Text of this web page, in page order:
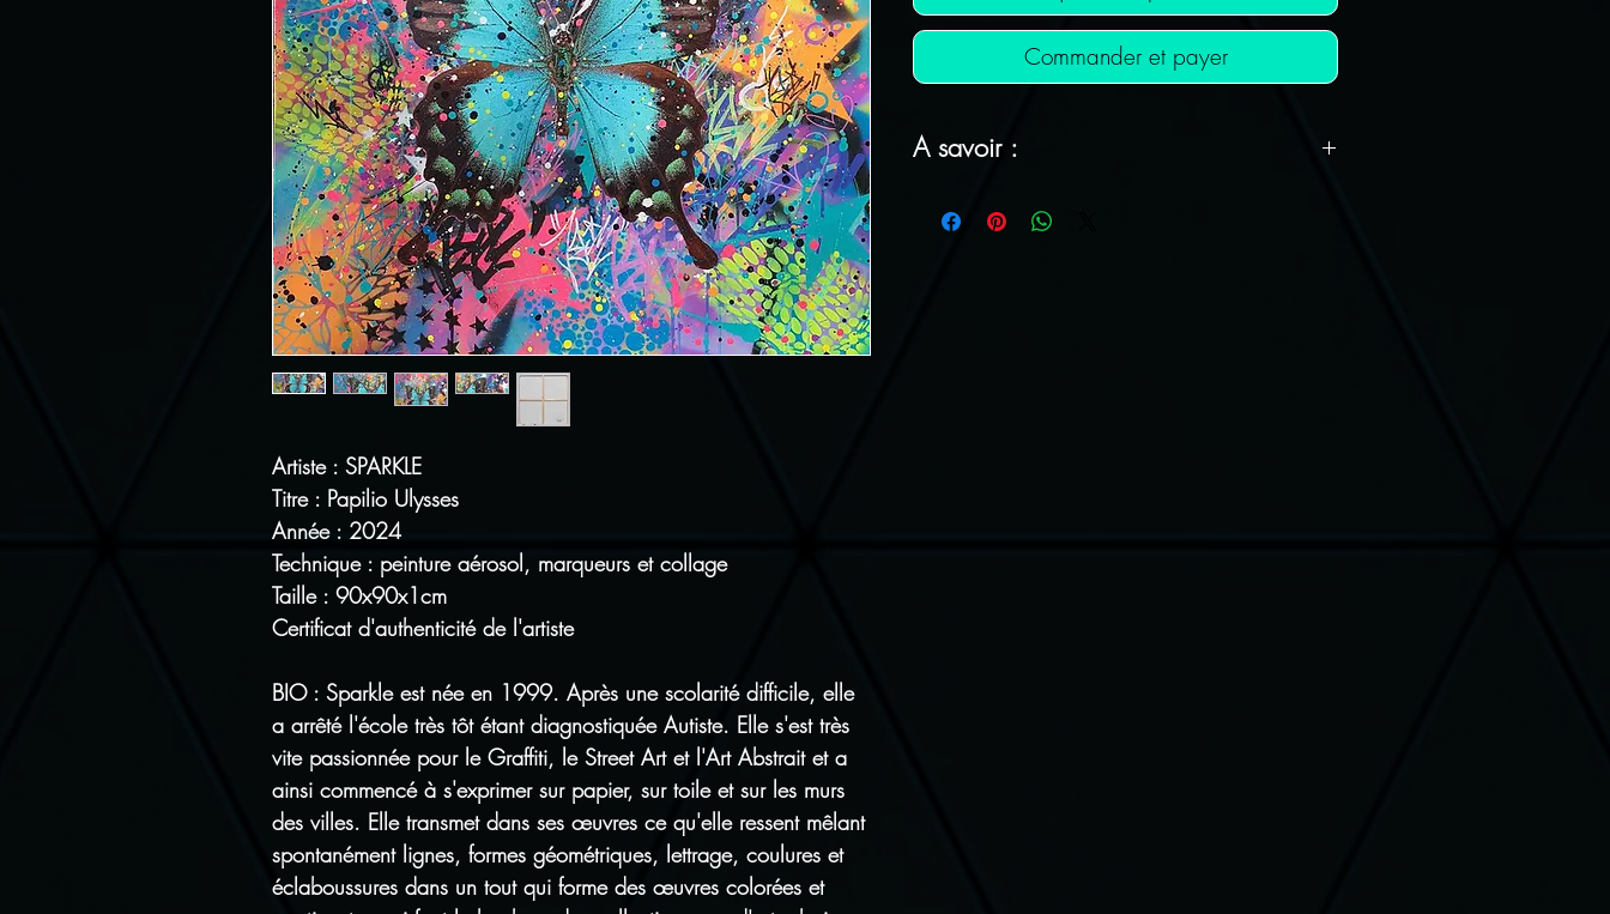
Artiste : SPARKLE
Titre : Papilio Ulysses
Année : 2024
Technique : peinture aérosol, marqueurs et collage
Taille : 90x90x1cm
Certificat d'authenticité de l'artiste
BIO : Sparkle est née en 1999. Après une scolarité difficile, elle
a arrêté l'école très tôt étant diagnostiquée Autiste. Elle s'est très
vite passionnée pour le Graffiti, le Street Art et l'Art Abstrait et a
ainsi commencé à s'exprimer sur papier, sur toile et sur les murs
des villes. Elle transmet dans ses œuvres ce qu'elle ressent mêlant
spontanément lignes, formes géométriques, lettrage, coulures et
éclaboussures dans un tout qui forme des œuvres colorées et
Commander et payer
A savoir :
FRAIS DE PORT OFFERTS !